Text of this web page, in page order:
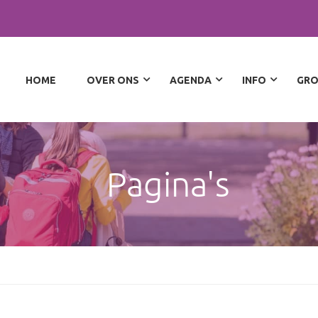
HOME OVER ONS AGENDA INFO
Pagina's